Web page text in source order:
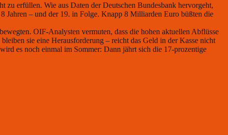
erfüllen. Wie aus Daten der Deutschen Bundesbank hervorgeht,
Jahren – und der 19. in Folge. Knapp 8 Milliarden Euro büßten die
OIF-Analysten vermuten, dass die hohen aktuellen Abflüsse
sie eine Herausforderung – reicht das Geld in der Kasse nicht
es noch einmal im Sommer: Dann jährt sich die 17-prozentige